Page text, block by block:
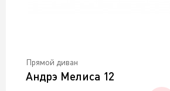
Прямой диван
Андрэ Мелиса 12